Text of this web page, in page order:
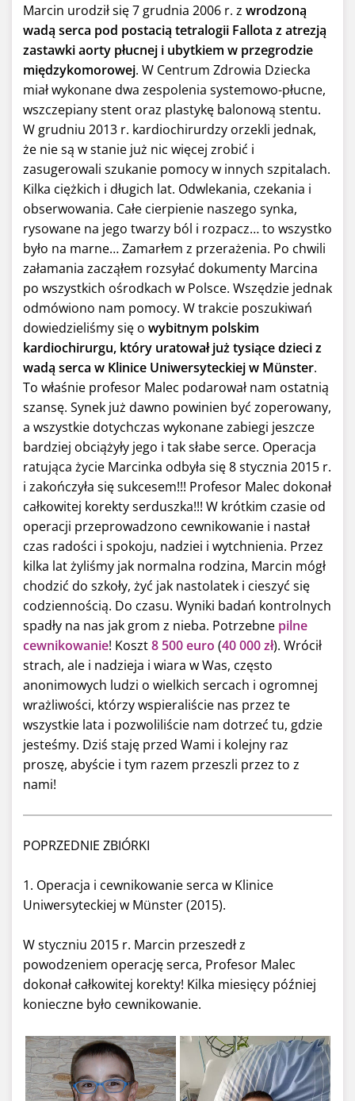
Marcin urodził się 7 grudnia 2006 r. z wrodzoną
wadą serca pod postacią tetralogii Fallota z atrezją
zastawki aorty płucnej i ubytkiem w przegrodzie
międzykomorowej. W Centrum Zdrowia Dziecka
miał wykonane dwa zespolenia systemowo-płucne,
wszczepiany stent oraz plastykę balonową stentu.
W grudniu 2013 r. kardiochirurdzy orzekli jednak,
że nie są w stanie już nic więcej zrobić i
zasugerowali szukanie pomocy w innych szpitalach.
Kilka ciężkich i długich lat. Odwlekania, czekania i
obserwowania. Całe cierpienie naszego synka,
rysowane na jego twarzy ból i rozpacz… to wszystko
było na marne… Zamarłem z przerażenia. Po chwili
załamania zacząłem rozsyłać dokumenty Marcina
po wszystkich ośrodkach w Polsce. Wszędzie jednak
odmówiono nam pomocy. W trakcie poszukiwań
dowiedzieliśmy się o wybitnym polskim
kardiochirurgu, który uratował już tysiące dzieci z
wadą serca w Klinice Uniwersyteckiej w Münster.
To właśnie profesor Malec podarował nam ostatnią
szansę. Synek już dawno powinien być zoperowany,
a wszystkie dotychczas wykonane zabiegi jeszcze
bardziej obciążyły jego i tak słabe serce. Operacja
ratująca życie Marcinka odbyła się 8 stycznia 2015 r.
i zakończyła się sukcesem!!! Profesor Malec dokonał
całkowitej korekty serduszka!!! W krótkim czasie od
operacji przeprowadzono cewnikowanie i nastał
czas radości i spokoju, nadziei i wytchnienia. Przez
kilka lat żyliśmy jak normalna rodzina, Marcin mógł
chodzić do szkoły, żyć jak nastolatek i cieszyć się
codziennością. Do czasu. Wyniki badań kontrolnych
spadły na nas jak grom z nieba. Potrzebne pilne
cewnikowanie! Koszt8 500 euro (40 000 zł). Wrócił
strach, ale i nadzieja i wiara w Was, często
anonimowych ludzi o wielkich sercach i ogromnej
wrażliwości, którzy wspieraliście nas przez te
wszystkie lata i pozwoliliście nam dotrzeć tu, gdzie
jesteśmy. Dziś staję przed Wami i kolejny raz
proszę, abyście i tym razem przeszli przez to z
nami!
POPRZEDNIE ZBIÓRKI
1. Operacja i cewnikowanie serca w Klinice
Uniwersyteckiej w Münster (2015).
W styczniu 2015 r. Marcin przeszedł z
powodzeniem operację serca, Profesor Malec
dokonał całkowitej korekty! Kilka miesięcy później
konieczne było cewnikowanie.